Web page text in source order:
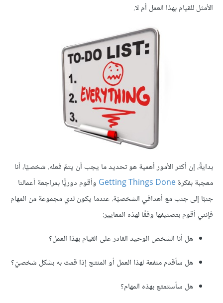
الأمثل للقيام بهذا العمل أم لا.
بدايةً، إن أكثر الأمور أهمية هو تحديد ما يجب أن يتمّ فعله. شخصيًا، أنا
معجبة بفكرةGetting Things Done وأقوم دوريًّا بمراجعة أعمالنا
جنبًا إلى جنب مع أهدافي الشخصيّة. عندما يكون لدي مجموعة من المهام
فإنني أقوم بتصنيفها وفقًا لهذه المعايير:
هل أنا الشخص الوحيد القادر على القيام بهذا العمل؟
هل سأقدم منفعة لهذا العمل أو المنتج إذا قمت به بشكل شخصيّ؟
هل سأستمتع بهذه المهام؟